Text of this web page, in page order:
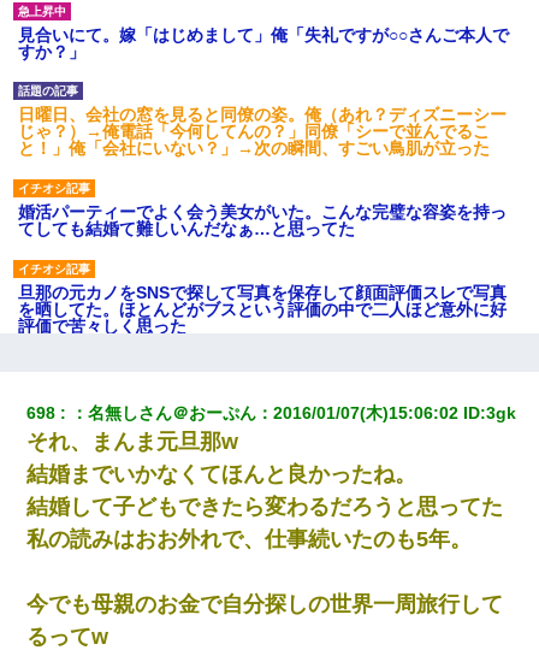
見合いにて。嫁「はじめまして」俺「失礼ですが○○さんご本人で
すか？」
日曜日、会社の窓を見ると同僚の姿。俺（あれ？ディズニーシー
じゃ？）→俺電話「今何してんの？」同僚「シーで並んでるこ
と！」俺「会社にいない？」→次の瞬間、すごい鳥肌が立った
婚活パーティーでよく会う美女がいた。こんな完璧な容姿を持っ
てしても結婚て難しいんだなぁ…と思ってた
旦那の元カノをSNSで探して写真を保存して顔面評価スレで写真
を晒してた。ほとんどがブスという評価の中で二人ほど意外に好
評価で苦々しく思った
「お前の父ちゃんは自宅警備員」とかからかわれたけど、実はと
んでもない仕事に就いていた
10年ほど前、息子がまだ年中だった時に離婚したんだけど、一昨
年の暮れに突然息子が職場を訪ねてきた。
ずっとニートだと思ってた同居の義弟が投資で旦那より稼いでる
とか知らなかった…
698 ：名無しさん＠おーぷん ：2016/01/07(木)15:06:02 ID:3gk
それ、まんま元旦那w
結婚までいかなくてほんと良かったね。
結婚して子どもできたら変わるだろうと思ってた
私の読みはおお外れで、仕事続いたのも5年。
今でも母親のお金で自分探しの世界一周旅行して
るってw